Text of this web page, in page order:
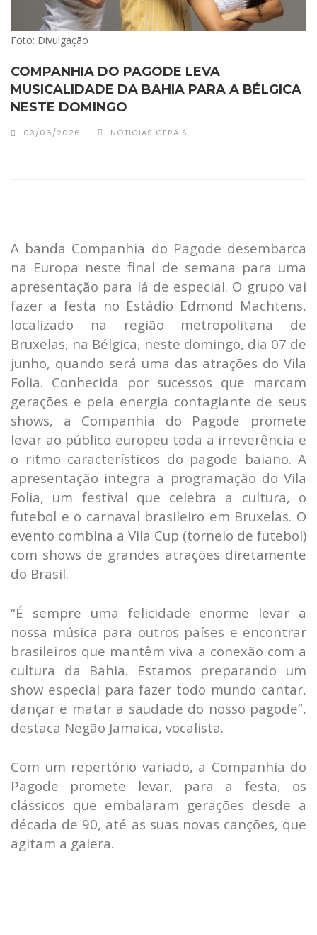
Foto: Divulgação
COMPANHIA DO PAGODE LEVA
MUSICALIDADE DA BAHIA PARA A BÉLGICA
NESTE DOMINGO
03/06/2026 NOTICIAS GERAIS
A banda Companhia do Pagode desembarca
na Europa neste final de semana para uma
apresentação para lá de especial. O grupo vai
fazer a festa no Estádio Edmond Machtens,
localizado na região metropolitana de
Bruxelas, na Bélgica, neste domingo, dia 07 de
junho, quando será uma das atrações do Vila
Folia. Conhecida por sucessos que marcam
gerações e pela energia contagiante de seus
shows, a Companhia do Pagode promete
levar ao público europeu toda a irreverência e
o ritmo característicos do pagode baiano. A
apresentação integra a programação do Vila
Folia, um festival que celebra a cultura, o
futebol e o carnaval brasileiro em Bruxelas. O
evento combina a Vila Cup (torneio de futebol)
com shows de grandes atrações diretamente
do Brasil.
“É sempre uma felicidade enorme levar a
nossa música para outros países e encontrar
brasileiros que mantêm viva a conexão com a
cultura da Bahia. Estamos preparando um
show especial para fazer todo mundo cantar,
dançar e matar a saudade do nosso pagode”,
destaca Negão Jamaica, vocalista.
Com um repertório variado, a Companhia do
Pagode promete levar, para a festa, os
clássicos que embalaram gerações desde a
década de 90, até as suas novas canções, que
agitam a galera.